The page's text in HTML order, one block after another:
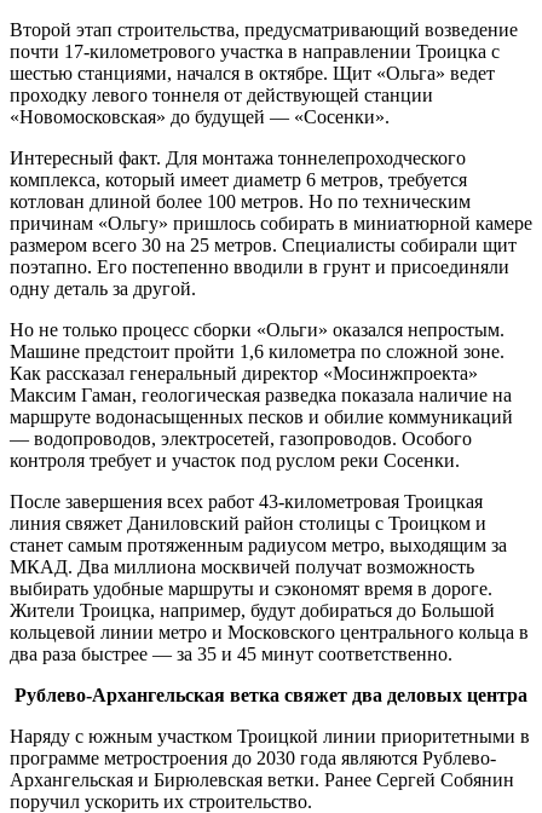
Второй этап строительства, предусматривающий возведение
почти 17-километрового участка в направлении Троицка с
шестью станциями, начался в октябре. Щит «Ольга» ведет
проходку левого тоннеля от действующей станции
«Новомосковская» до будущей — «Сосенки».
Интересный факт. Для монтажа тоннелепроходческого
комплекса, который имеет диаметр 6 метров, требуется
котлован длиной более 100 метров. Но по техническим
причинам «Ольгу» пришлось собирать в миниатюрной камере
размером всего 30 на 25 метров. Специалисты собирали щит
поэтапно. Его постепенно вводили в грунт и присоединяли
одну деталь за другой.
Но не только процесс сборки «Ольги» оказался непростым.
Машине предстоит пройти 1,6 километра по сложной зоне.
Как рассказал генеральный директор «Мосинжпроекта»
Максим Гаман, геологическая разведка показала наличие на
маршруте водонасыщенных песков и обилие коммуникаций
— водопроводов, электросетей, газопроводов. Особого
контроля требует и участок под руслом реки Сосенки.
После завершения всех работ 43-километровая Троицкая
линия свяжет Даниловский район столицы с Троицком и
станет самым протяженным радиусом метро, выходящим за
МКАД. Два миллиона москвичей получат возможность
выбирать удобные маршруты и сэкономят время в дороге.
Жители Троицка, например, будут добираться до Большой
кольцевой линии метро и Московского центрального кольца в
два раза быстрее — за 35 и 45 минут соответственно.
Рублево-Архангельская ветка свяжет два деловых центра
Наряду с южным участком Троицкой линии приоритетными в
программе метростроения до 2030 года являются Рублево-
Архангельская и Бирюлевская ветки. Ранее Сергей Собянин
поручил ускорить их строительство.